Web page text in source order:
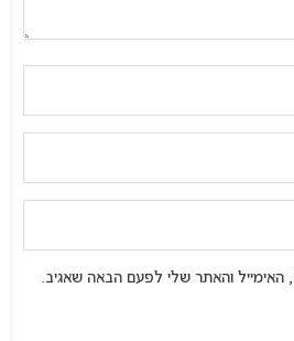
והאתר שלי לפעם הבאה שאגיב.